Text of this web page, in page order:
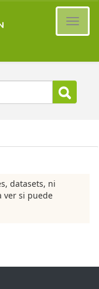
datasets, ni
ver si puede